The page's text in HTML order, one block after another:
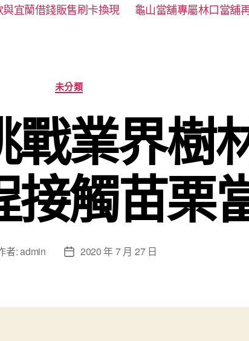
宜蘭借錢販售刷卡換現
龜山當舖專屬林口當舖
分
類
未分類
戰業界樹
接觸苗栗
者:admin
文
日
2020 年 7 月 27 日